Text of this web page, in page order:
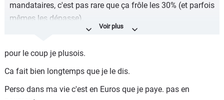
mandataires, c'est pas rare que ça frôle les 30% (et parfois
mêmes les dépasse).
donc tu peux rouler deux ou trois ans en limitant au
max, mais sans doute pas davantage).
Quand tu fais gaffe à ton argent, ce qui compte, au final,
pour le coup je plusois.
Ca fait bien longtemps que je le dis.
Perso dans ma vie c'est en Euros que je paye. pas en